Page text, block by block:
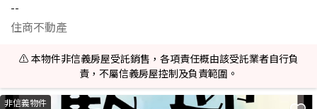
--
住商不動產
⚠️ 本物件非信義房屋受託銷售，各項責任概由該受託業者自行負
責，不屬信義房屋控制及負責範圍。
非信義物件